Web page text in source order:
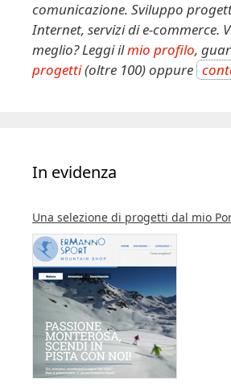
comunicazione. Sviluppo
Internet, servizi di e-commerce.
meglio? Leggi ilmio profilo,
progetti(oltre 100) oppure
In evidenza
Una selezione di progetti dal mio